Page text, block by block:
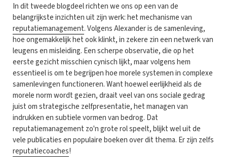
In dit tweede blogdeel richten we ons op een van de
belangrijkste inzichten uit zijn werk: het mechanisme van
reputatiemanagement. Volgens Alexander is de samenleving,
hoe ongemakkelijk het ook klinkt, in zekere zin een netwerk van
leugens en misleiding. Een scherpe observatie, die op het
eerste gezicht misschien cynisch lijkt, maar volgens hem
essentieel is om te begrijpen hoe morele systemen in complexe
samenlevingen functioneren. Want hoewel eerlijkheid als de
morele norm wordt gezien, draait veel van ons sociale gedrag
juist om strategische zelfpresentatie, het managen van
indrukken en subtiele vormen van bedrog. Dat
reputatiemanagement zo'n grote rol speelt, blijkt wel uit de
vele publicaties en populaire boeken over dit thema. Er zijn zelfs
reputatiecoaches!